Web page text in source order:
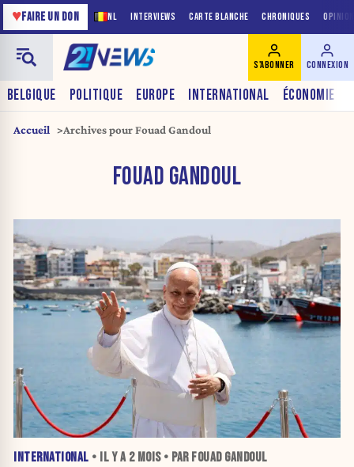
NL INTERVIEWS CARTE BLANCHE CHRONIQUES
♥FAIRE UN DON
BELGIQUE POLITIQUE EUROPE INTERNATIONAL ÉCONOMIE
S'ABONNER CONNEXION
Accueil Archives pour Fouad Gandoul
FOUAD GANDOUL
INTERNATIONAL • IL Y A 2 MOIS• PAR FOUAD GANDOUL